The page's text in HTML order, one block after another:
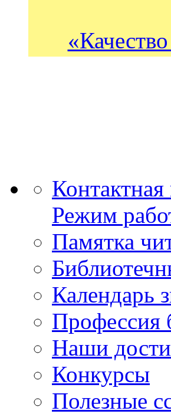
Режим
Памятка
Календарь
Профессия
Наши
Конкурсы
Полезные